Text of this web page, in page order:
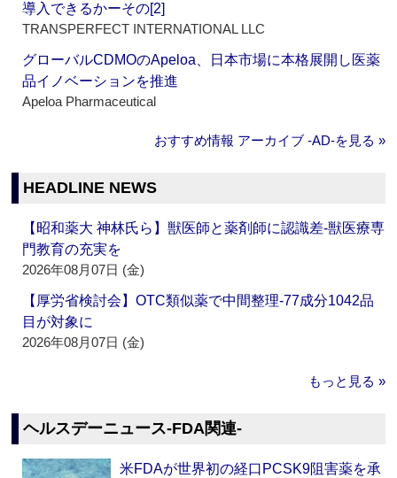
導入できるかーその[2]
TRANSPERFECT INTERNATIONAL LLC
グローバルCDMOのApeloa、日本市場に本格展開し医薬
品イノベーションを推進
Apeloa Pharmaceutical
おすすめ情報 アーカイブ ‐AD‐を見る »
HEADLINE NEWS
【昭和薬大 神林氏ら】獣医師と薬剤師に認識差‐獣医療専
門教育の充実を
2026年08月07日 (金)
【厚労省検討会】OTC類似薬で中間整理‐77成分1042品
目が対象に
2026年08月07日 (金)
もっと見る »
ヘルスデーニュース‐FDA関連‐
米FDAが世界初の経口PCSK9阻害薬を承